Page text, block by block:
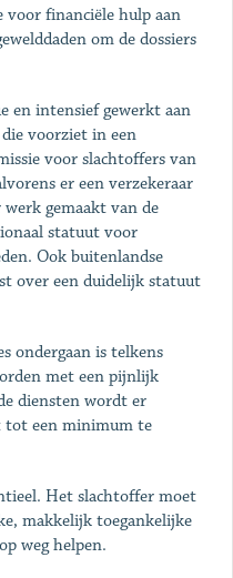
voor financiële hulp aan
om de dossiers
en intensief gewerkt aan
voorziet in een
voor slachtoffers van
er een verzekeraar
gemaakt van de
statuut voor
Ook buitenlandse
over een duidelijk statuut
ondergaan is telkens
met een pijnlijk
diensten wordt er
tot een minimum te
Het slachtoffer moet
makkelijk toegankelijke
weg helpen.